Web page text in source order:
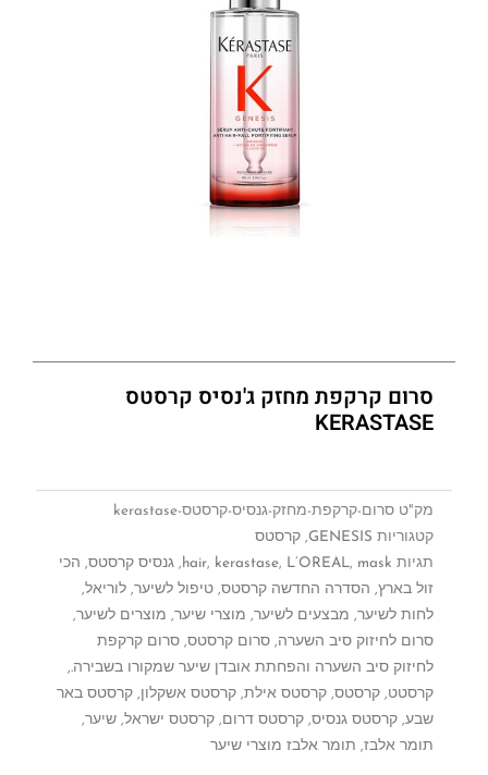
סרום קרקפת מחזק ג'נסיס קרסטס
KERASTASE
מק"ט סרום-קרקפת-מחזק-גנסיס-קרסטס-kerastase
קטגוריות GENESIS
, קרסטס
תגיות
hair, kerastase, L’OREAL, mask
, גנסיס קרסטס, הכי
זול בארץ, הסדרה החדשה קרסטס, טיפול לשיער, לוריאל,
לחות לשיער, מבצעים לשיער, מוצרי שיער, מוצרים לשיער,
סרום לחיזוק סיב השערה, סרום קרסטס, סרום קרקפת
לחיזוק סיב השערה והפחתת אובדן שיער שמקורו בשבירה.,
קרסטט, קרסטס, קרסטס אילת, קרסטס אשקלון, קרסטס באר
שבע, קרסטס גנסיס, קרסטס דרום, קרסטס ישראל, שיער,
תומר אלבז, תומר אלבז מוצרי שיער